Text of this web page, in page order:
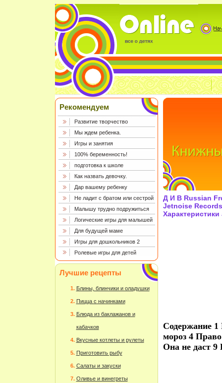
Рекомендуем
Развитие творчество
Мы ждем ребенка.
Игры и занятия
100% беременность!
подготовка к школе
Как назвать девочку.
Дар вашему ребенку
Не ладит с братом или сестрой
Малышу трудно подружиться
Логические игры для малышей
Для будущей маме
Игры для дошкольников 2
Ролевые игры для детей
Лучшие рецепты
Блины, блинчики и оладушки
Пицца с начинками
Блюда из баклажанов и
кабачков
Вкусные котлеты и рулеты
Приготовить рыбу
Салаты и закуски
Оливье и винегреты
Д И В Russian
Jetnoise
Содержание
мороз 4
Она не даст